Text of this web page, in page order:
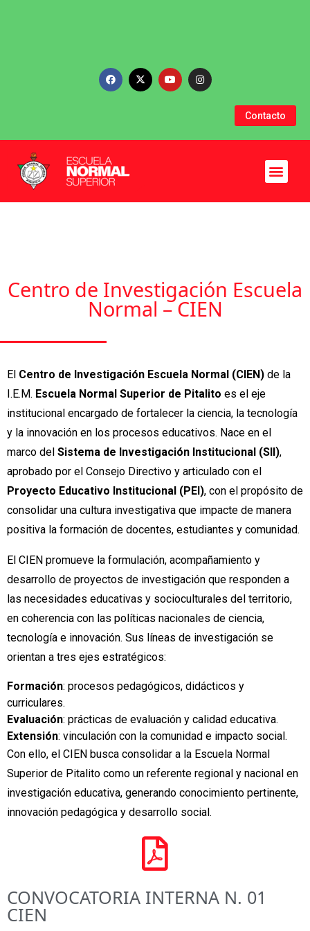
Contacto
Centro de Investigación Escuela
Normal – CIEN
El Centro de Investigación Escuela Normal (CIEN) de la
I.E.M. Escuela Normal Superior de Pitalito es el eje
institucional encargado de fortalecer la ciencia, la tecnología
y la innovación en los procesos educativos. Nace en el
marco del Sistema de Investigación Institucional (SII),
aprobado por el Consejo Directivo y articulado con el
Proyecto Educativo Institucional (PEI), con el propósito de
consolidar una cultura investigativa que impacte de manera
positiva la formación de docentes, estudiantes y comunidad.
El CIEN promueve la formulación, acompañamiento y
desarrollo de proyectos de investigación que responden a
las necesidades educativas y socioculturales del territorio,
en coherencia con las políticas nacionales de ciencia,
tecnología e innovación. Sus líneas de investigación se
orientan a tres ejes estratégicos:
Formación: procesos pedagógicos, didácticos y
curriculares.
Evaluación: prácticas de evaluación y calidad educativa.
Extensión: vinculación con la comunidad e impacto social.
Con ello, el CIEN busca consolidar a la Escuela Normal
Superior de Pitalito como un referente regional y nacional en
investigación educativa, generando conocimiento pertinente,
innovación pedagógica y desarrollo social.
CONVOCATORIA INTERNA N. 01
CIEN